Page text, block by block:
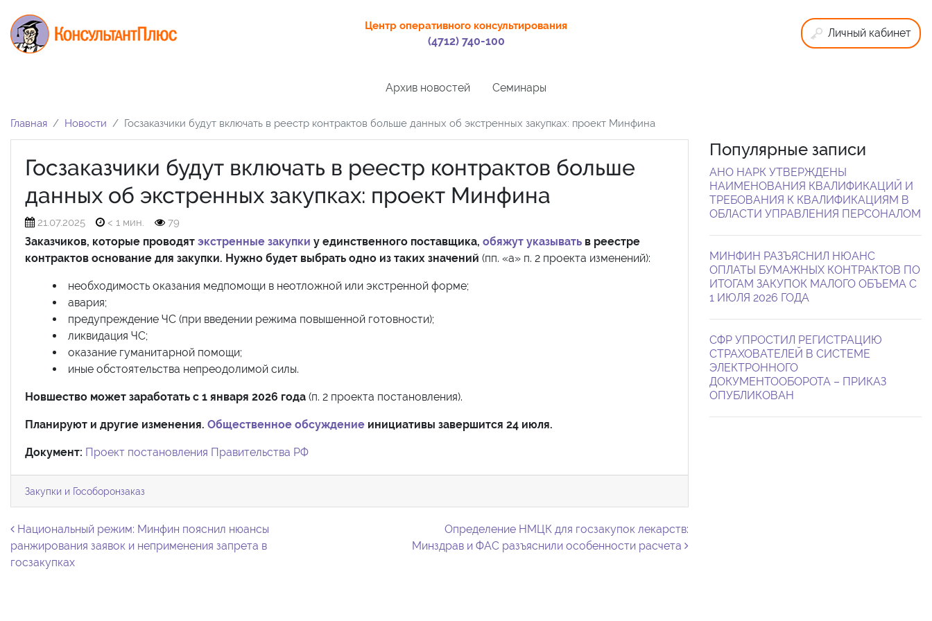
Центр оперативного консультирования
(4712) 740-100
Личный кабинет
Архив новостей Семинары
Главная Новости Госзаказчики будут включать в реестр контрактов больше данных об экстренных закупках: проект Минфина
Госзаказчики будут включать в реестр контрактов больше
данных об экстренных закупках: проект Минфина
21.07.2025 < 1 мин. 79
Заказчиков, которые проводят экстренные закупки у единственного поставщика, обяжут указывать в реестре
контрактов основание для закупки. Нужно будет выбрать одно из таких значений (пп. «а» п. 2 проекта изменений):
необходимость оказания медпомощи в неотложной или экстренной форме;
авария;
предупреждение ЧС (при введении режима повышенной готовности);
ликвидация ЧС;
оказание гуманитарной помощи;
иные обстоятельства непреодолимой силы.
Новшество может заработать с 1 января 2026 года (п. 2 проекта постановления).
Планируют и другие изменения. Общественное обсуждение инициативы завершится 24 июля.
Документ: Проект постановления Правительства РФ
Закупки и Гособоронзаказ
Навигация по записям
Национальный режим: Минфин пояснил нюансы
ранжирования заявок и неприменения запрета в
госзакупках
Определение НМЦК для госзакупок лекарств:
Минздрав и ФАС разъяснили особенности расчета
Популярные записи
АНО НАРК УТВЕРЖДЕНЫ
НАИМЕНОВАНИЯ КВАЛИФИКАЦИЙ И
ТРЕБОВАНИЯ К КВАЛИФИКАЦИЯМ В
ОБЛАСТИ УПРАВЛЕНИЯ ПЕРСОНАЛОМ
МИНФИН РАЗЪЯСНИЛ НЮАНС
ОПЛАТЫ БУМАЖНЫХ КОНТРАКТОВ ПО
ИТОГАМ ЗАКУПОК МАЛОГО ОБЪЕМА С
1 ИЮЛЯ 2026 ГОДА
СФР УПРОСТИЛ РЕГИСТРАЦИЮ
СТРАХОВАТЕЛЕЙ В СИСТЕМЕ
ЭЛЕКТРОННОГО
ДОКУМЕНТООБОРОТА – ПРИКАЗ
ОПУБЛИКОВАН